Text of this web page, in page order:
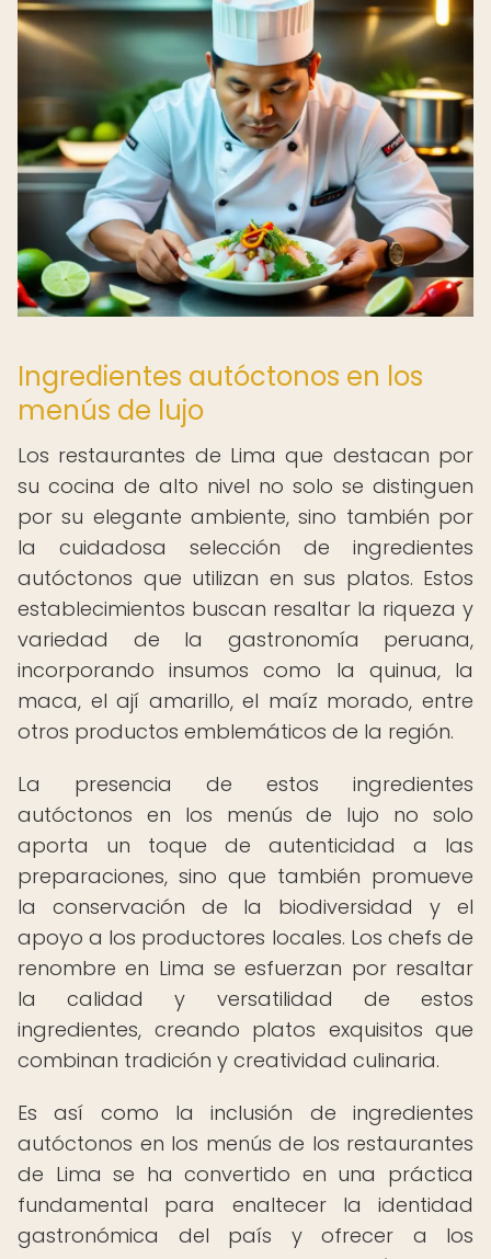
Ingredientes autóctonos en los
menús de lujo
Los restaurantes de Lima que destacan por
su cocina de alto nivel no solo se distinguen
por su elegante ambiente, sino también por
la cuidadosa selección de ingredientes
autóctonos que utilizan en sus platos. Estos
establecimientos buscan resaltar la riqueza y
variedad de la gastronomía peruana,
incorporando insumos como la quinua, la
maca, el ají amarillo, el maíz morado, entre
otros productos emblemáticos de la región.
La presencia de estos ingredientes
autóctonos en los menús de lujo no solo
aporta un toque de autenticidad a las
preparaciones, sino que también promueve
la conservación de la biodiversidad y el
apoyo a los productores locales. Los chefs de
renombre en Lima se esfuerzan por resaltar
la calidad y versatilidad de estos
ingredientes, creando platos exquisitos que
combinan tradición y creatividad culinaria.
Es así como la inclusión de ingredientes
autóctonos en los menús de los restaurantes
de Lima se ha convertido en una práctica
fundamental para enaltecer la identidad
gastronómica del país y ofrecer a los